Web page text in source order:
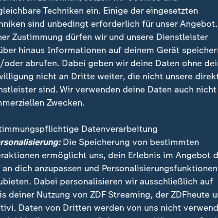
alle Einkommensarten bei der Finanzierung des
Kassenbeiträge sollen dafür sinken. Die Union lehnt
wird monatlich zurückgelegt
die durchschnittliche Sparquote privater Haushalte
Einkommens. Von 100 Euro fließen also
Techniken ein. Einige der eingesetzten
sind unbedingt erforderlich für unser
Zustimmung dürfen wir und unsere Dienstleister
hinaus Informationen auf deinem Gerät
oder abrufen. Dabei geben wir deine Daten ohne
nicht an Dritte weiter, die nicht unsere
sind. Wir verwenden deine Daten auch nicht
Zwecken.
Datenverarbeitung
Die Speicherung von bestimmten
ermöglicht uns, dein Erlebnis im Angebot
an dich anzupassen und Personalisierungsfunktionen
Dabei personalisieren wir ausschließlich auf
deiner Nutzung von ZDF Streaming, der ZDFheute
Daten von Dritten werden von uns nicht